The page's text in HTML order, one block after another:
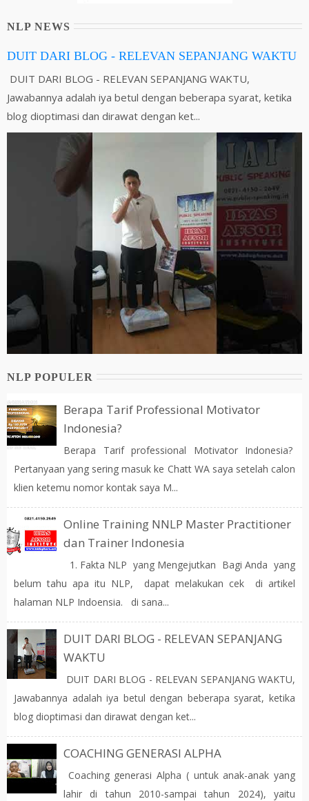
NLP NEWS
DUIT DARI BLOG - RELEVAN SEPANJANG WAKTU
DUIT DARI BLOG - RELEVAN SEPANJANG WAKTU,
Jawabannya adalah iya betul dengan beberapa syarat, ketika
blog dioptimasi dan dirawat dengan ket...
NLP POPULER
Berapa Tarif Professional Motivator
Indonesia?
Berapa Tarif professional Motivator Indonesia?
Pertanyaan yang sering masuk ke Chatt WA saya setelah calon
klien ketemu nomor kontak saya M...
Online Training NNLP Master Practitioner
dan Trainer Indonesia
1. Fakta NLP yang Mengejutkan Bagi Anda yang
belum tahu apa itu NLP, dapat melakukan cek di artikel
halaman NLP Indoensia. di sana...
DUIT DARI BLOG - RELEVAN SEPANJANG
WAKTU
DUIT DARI BLOG - RELEVAN SEPANJANG WAKTU,
Jawabannya adalah iya betul dengan beberapa syarat, ketika
blog dioptimasi dan dirawat dengan ket...
COACHING GENERASI ALPHA
Coaching generasi Alpha ( untuk anak-anak yang
lahir di tahun 2010-sampai tahun 2024), yaitu